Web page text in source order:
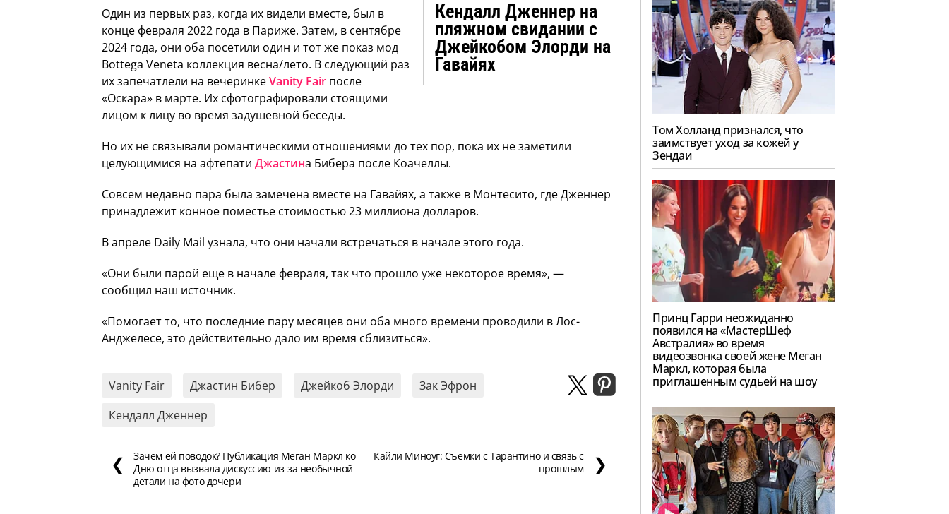
Кендалл Дженнер на
пляжном свидании с
Джейкобом Элорди на
Гавайях
Один из первых раз, когда их видели вместе, был в
конце февраля 2022 года в Париже. Затем, в сентябре
2024 года, они оба посетили один и тот же показ мод
Bottega Veneta коллекция весна/лето. В следующий раз
их запечатлели на вечеринкеVanity Fair после
«Оскара» в марте. Их сфотографировали стоящими
лицом к лицу во время задушевной беседы.
Но их не связывали романтическими отношениями до тех пор, пока их не заметили
целующимися на афтепати Джастина Бибера после Коачеллы.
Совсем недавно пара была замечена вместе на Гавайях, а также в Монтесито, где Дженнер
принадлежит конное поместье стоимостью 23 миллиона долларов.
В апреле Daily Mail узнала, что они начали встречаться в начале этого года.
«Они были парой еще в начале февраля, так что прошло уже некоторое время», —
сообщил наш источник.
«Помогает то, что последние пару месяцев они оба много времени проводили в Лос-
Анджелесе, это действительно дало им время сблизиться».
Vanity Fair Джастин Бибер Джейкоб Элорди
Зак Эфрон
Кендалл Дженнер
❮
Зачем ей поводок? Публикация Меган Маркл ко
Дню отца вызвала дискуссию из-за необычной
детали на фото дочери
Кайли Миноуг: Съемки с Тарантино и связь с
прошлым
❯
Том Холланд признался, что
заимствует уход за кожей у
Зендаи
Принц Гарри неожиданно
появился на «МастерШеф
Австралия» во время
видеозвонка своей жене Меган
Маркл, которая была
приглашенным судьей на шоу